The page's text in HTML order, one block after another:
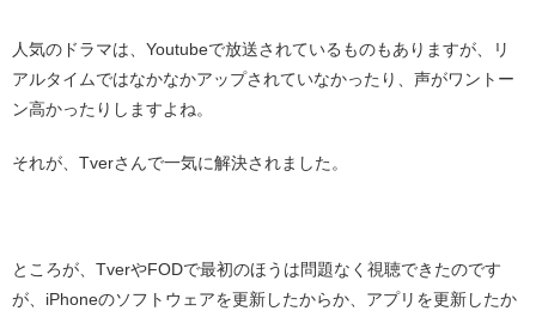
人気のドラマは、Youtubeで放送されているものもありますが、リ
アルタイムではなかなかアップされていなかったり、声がワントー
ン高かったりしますよね。
それが、Tverさんで一気に解決されました。
ところが、TverやFODで最初のほうは問題なく視聴できたのです
が、iPhoneのソフトウェアを更新したからか、アプリを更新したか